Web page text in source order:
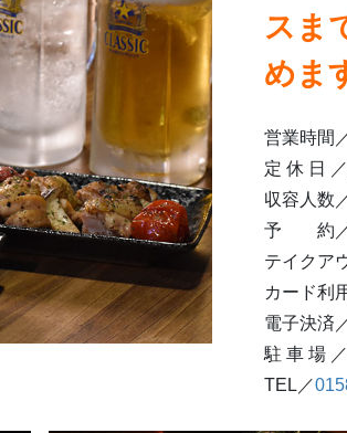
スま
めま
営業時間
定 休 日
収容人数
予 約
テイクア
カード利
電子決済
駐 車 場
TEL／